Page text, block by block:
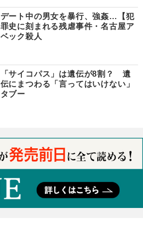
デート中の男女を暴行、強姦…【犯
罪史に刻まれる残虐事件・名古屋ア
ベック殺人
「サイコパス」は遺伝が8割？ 遺
伝にまつわる「言ってはいけない」
タブー